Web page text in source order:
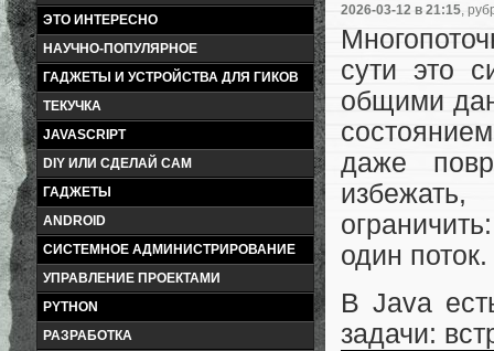
ЭТО ИНТЕРЕСНО
НАУЧНО-ПОПУЛЯРНОЕ
ГАДЖЕТЫ И УСТРОЙСТВА ДЛЯ ГИКОВ
ТЕКУЧКА
JAVASCRIPT
DIY ИЛИ СДЕЛАЙ САМ
ГАДЖЕТЫ
ANDROID
СИСТЕМНОЕ АДМИНИСТРИРОВАНИЕ
УПРАВЛЕНИЕ ПРОЕКТАМИ
PYTHON
РАЗРАБОТКА
2026-03-12 в 21:15 ,
сути это
общими
даже
один поток.
В Java
задачи: